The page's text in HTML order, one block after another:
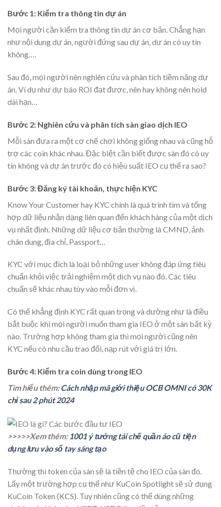
Bước 1: Kiểm tra thông tin dự án
Mọi người cần kiểm tra thông tin dự án cơ bản. Chẳng hạn
như nội dung dự án, người đứng sau dự án, dự án có uy tín
không….
Sau đó, mọi người nên nghiên cứu và phân tích tiềm năng dự
án. Ví dụ như dự báo ROI đạt được, nên hay không nên hold
dài hạn…
Bước 2: Nghiên cứu và phân tích sàn giao dịch IEO
Mỗi sàn đưa ra một cơ chế chơi không giống nhau và cũng hỗ
trợ các coin khác nhau. Đặc biệt cần biết được sàn đó có uy
tín không và dự án trước đó có hiệu suất IEO cụ thể ra sao?
Bước 3: Đăng ký tài khoản, thực hiện KYC
Know Your Customer hay KYC chính là quá trình tìm và tổng
hợp dữ liệu nhận dạng liên quan đến khách hàng của một dịch
vụ nhất định. Những dữ liệu cơ bản thường là CMND, ảnh
chân dung, địa chỉ, Passport…
KYC với mục đích là loại bỏ những user không đáp ứng tiêu
chuẩn khỏi việc trải nghiệm một dịch vụ nào đó. Các tiêu
chuẩn sẽ khác nhau tùy vào mỗi đơn vị.
Có thể khẳng định KYC rất quan trọng và dường như là điều
bắt buộc khi mọi người muốn tham gia IEO ở một sàn bất kỳ
nào. Trường hợp không tham gia thì mọi người cũng nên
KYC nếu có nhu cầu trao đổi, nạp rút với giá trị lớn.
Bước 4: Kiểm tra coin dùng trong IEO
Tìm hiểu thêm:Cách nhập mã giới thiệu OCB OMNI có 30K
chỉ sau 2 phút 2024
>>>>>Xem thêm: 1001 ý tưởng tái chế quần áo cũ tiện
dụng lưu vào sổ tay sáng tạo
Thường thì token của sàn sẽ là tiền tệ cho IEO của sàn đó.
Lấy một trường hợp cụ thể như KuCoin Spotlight sẽ sử dụng
KuCoin Token (KCS). Tuy nhiên cũng có thể dùng những